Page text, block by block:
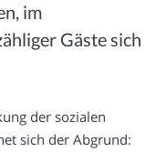
im
Gäste sich
der sozialen
sich der Abgrund: